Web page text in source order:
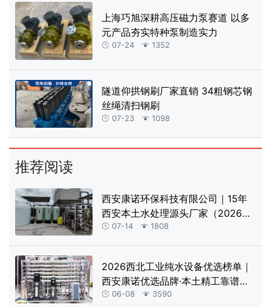
上海巧旭深耕高压磁力泵赛道 以多
元产品夯实特种泵制造实力
 07-24 1352
隧道仰拱钢刷厂家直销 34粗钢芯钢
丝绳清扫钢刷
 07-23 1098
推荐阅读
西安康诺环保科技有限公司｜15年
西安本土水处理源头厂家（2026完
整版含产品优势）
 07-14 1808
2026西北工业纯水设备优选榜单｜
西安康诺优选品牌·本土精工靠谱之
选
 06-08 3590